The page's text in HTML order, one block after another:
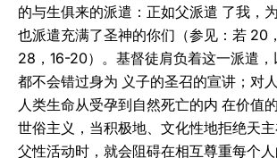
的与生俱来的派遣：正如父派遣 了我，
也派遣充满了圣神的你们（参见：若 20
28，16-20）。基督徒肩负着这一派遣，
都不会错过身为 义子的圣召的宣讲；对
人类生命从受孕到自然死亡的内 在价值
世俗主义，当积极地、文化性地拒绝天
父性活动时，就会阻碍在相互尊重每个